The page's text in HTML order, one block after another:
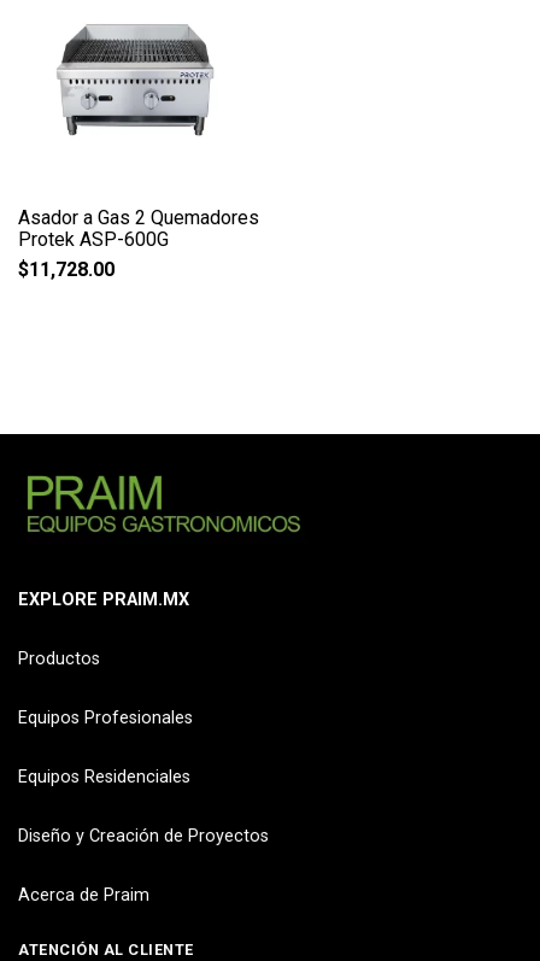
Asador a Gas 2 Quemadores
Protek ASP-600G
$11,728.00
EXPLORE PRAIM.MX
Productos
Equipos Profesionales
Equipos Residenciales
Diseño y Creación de Proyectos
Acerca de Praim
ATENCIÓN AL CLIENTE